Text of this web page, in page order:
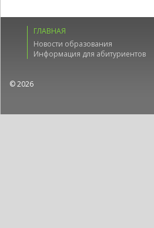
ГЛАВНАЯ
Новости образования
Информация для абитуриентов
© 2026